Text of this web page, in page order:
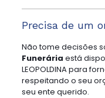
Precisa de um
Não tome decisões
Funerária está
LEOPOLDINA para
respeitando o seu
seu ente querido.